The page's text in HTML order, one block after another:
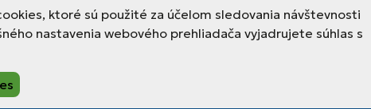
ktoré sú použité za účelom sledovania návštevnosti
nastavenia webového prehliadača vyjadrujete súhlas s